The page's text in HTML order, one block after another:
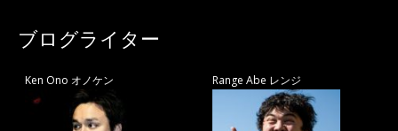
ブログライター
Ken Ono オノケン Range Abe レンジ